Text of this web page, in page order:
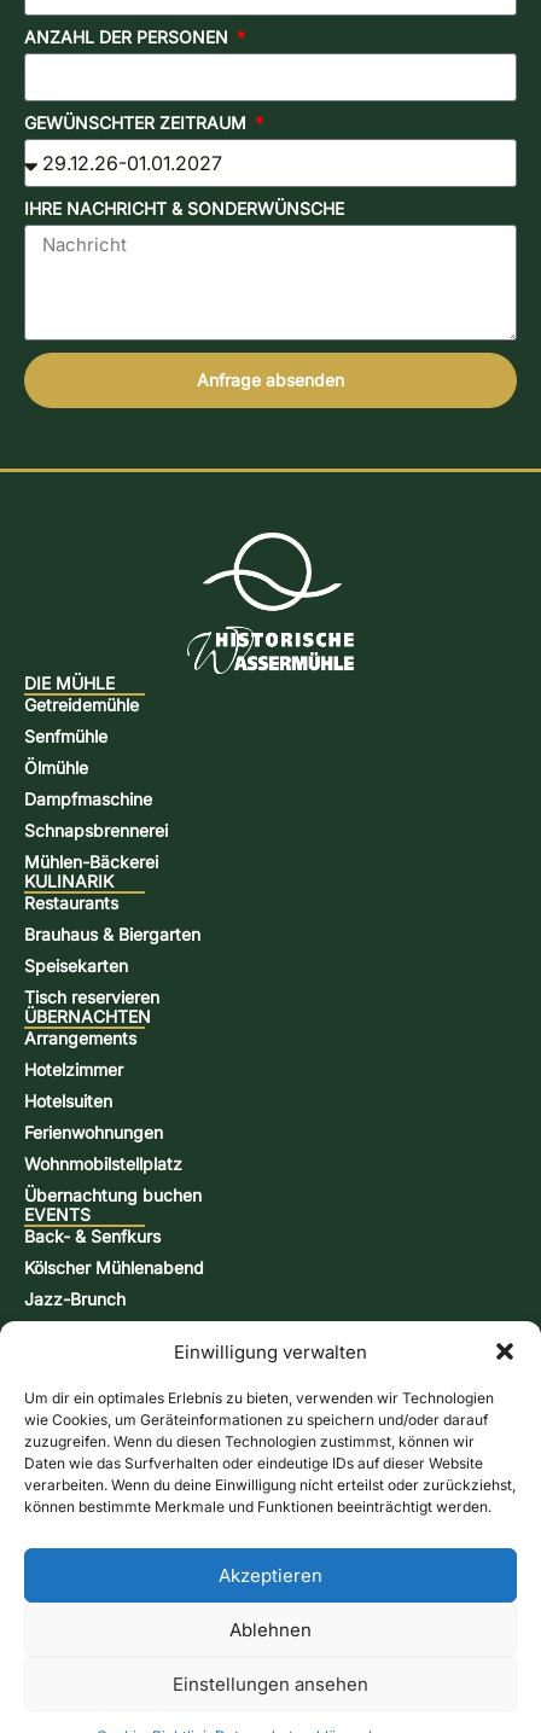
Einwilligung verwalten
Um dir ein optimales Erlebnis zu bieten, verwenden wir Technologien
wie Cookies, um Geräteinformationen zu speichern und/oder darauf
zuzugreifen. Wenn du diesen Technologien zustimmst, können wir
Daten wie das Surfverhalten oder eindeutige IDs auf dieser Website
verarbeiten. Wenn du deine Einwilligung nicht erteilst oder zurückziehst,
können bestimmte Merkmale und Funktionen beeinträchtigt werden.
Akzeptieren
Ablehnen
Einstellungen ansehen
ANZAHL DER PERSONEN
GEWÜNSCHTER ZEITRAUM
IHRE NACHRICHT & SONDERWÜNSCHE
Anfrage absenden
DIE MÜHLE
Getreidemühle
Senfmühle
Ölmühle
Dampfmaschine
Schnapsbrennerei
Mühlen-Bäckerei
KULINARIK
Restaurants
Brauhaus & Biergarten
Speisekarten
Tisch reservieren
ÜBERNACHTEN
Arrangements
Hotelzimmer
Hotelsuiten
Ferienwohnungen
Wohnmobilstellplatz
Übernachtung buchen
EVENTS
Back- & Senfkurs
Kölscher Mühlenabend
Jazz-Brunch
Schnappsbrenn-Kurs
Aktionstage
KONTAKT & INFORMATIONEN
Kontaktformular
Öffnungszeiten
Anfahrt & Karte
Online-Shop
© 2026 Historische Wassermühle Birgel · Alle Rechte
ZahlungsartenWiderrufsbelehrungVertrag widerrufen
Ruft uns an